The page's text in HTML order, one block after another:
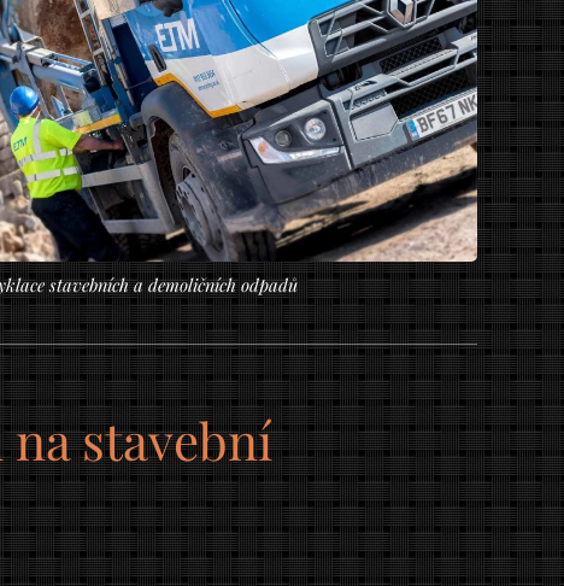
stavebních a demoličních odpadů
stavební